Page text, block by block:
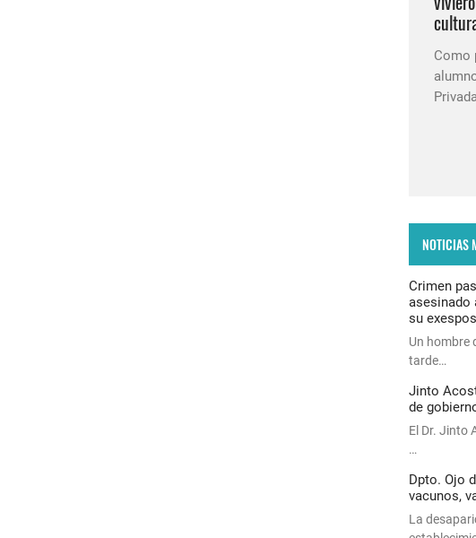
Como
NOTICIAS
Crimen
asesinado
su
Un hombre
tarde…
Jinto
de
El Dr. Jinto
…
Dpto. Ojo
vacunos,
La